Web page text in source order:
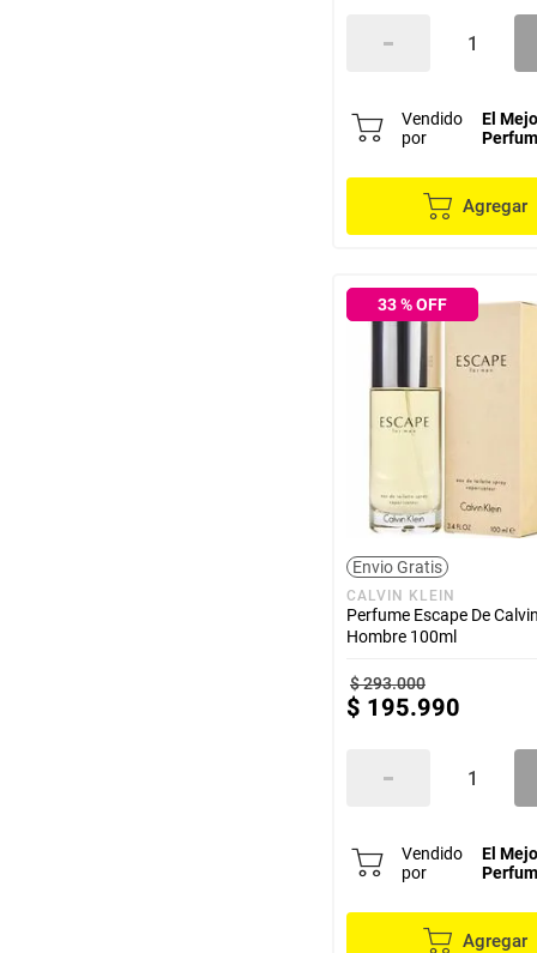
Vendido
por
El
Agregar
Envio Gratis
33% OFF
CALVIN KLEIN
Perfume Escape De
Hombre 100ml
$293.000
$ 195.990
Vendido
por
El
Agregar